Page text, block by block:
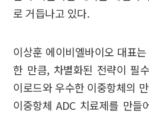
로 거듭나고 있다.
이상훈 에이비엘바이오 대표
한 만큼, 차별화된 전략이 필
이로드와 우수한 이중항체의
이중항체 ADC 치료제를 만